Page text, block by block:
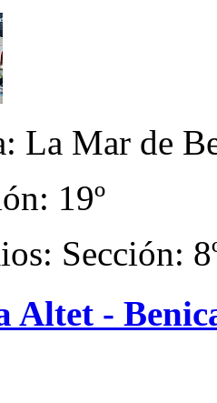
La Mar de
19º
Sección:
Altet -